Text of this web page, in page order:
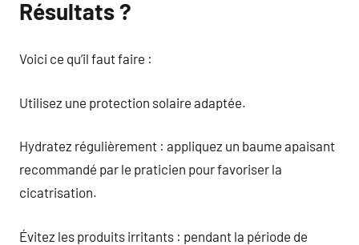
Résultats ?
Voici ce qu’il faut faire :
Utilisez une protection solaire adaptée.
Hydratez régulièrement : appliquez un baume apaisant
recommandé par le praticien pour favoriser la
cicatrisation.
Évitez les produits irritants : pendant la période de